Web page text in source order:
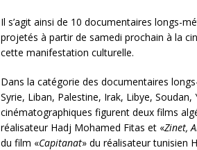
Il s’agit ainsi de 10 documentaires longs-
projetés à partir de samedi prochain à la
cette manifestation culturelle.
Dans la catégorie des documentaires
Syrie, Liban, Palestine, Irak, Libye,
cinématographiques figurent deux films
réalisateur Hadj Mohamed Fitas et «Zinet,
du film «Capitanat» du réalisateur tunisien